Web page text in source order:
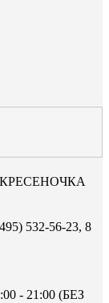
532-56-23, 8
- 21:00 (БЕЗ